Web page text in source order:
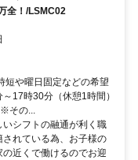
全！/LSMC02
短や曜日固定などの希望
17時30分（休憩1時間）
その...
シフトの融通が利く職
れている為、お子様の
近くで働けるのでお迎